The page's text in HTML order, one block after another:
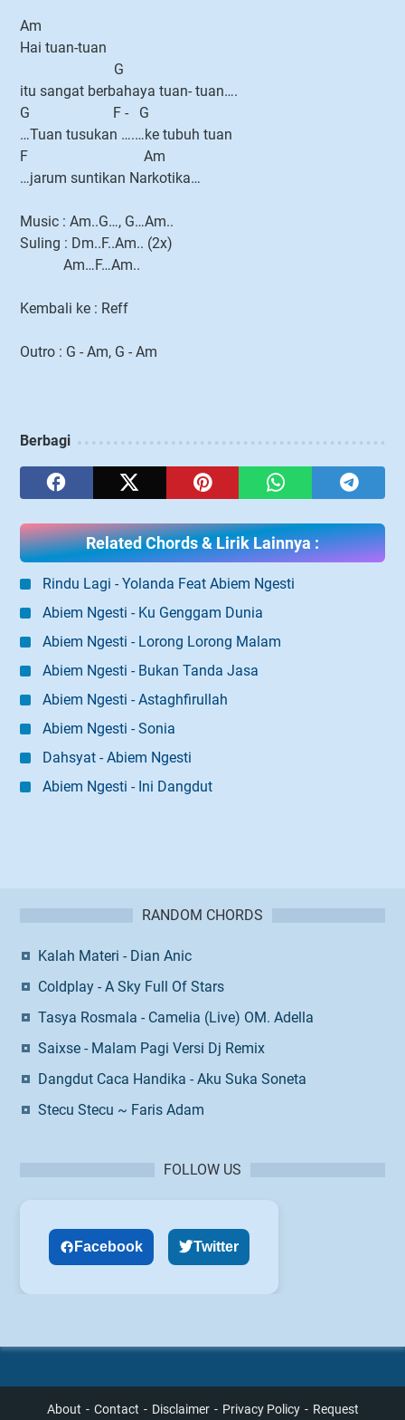
Am
Hai tuan-tuan
G
itu sangat berbahaya tuan- tuan….
G F - G
…Tuan tusukan ….…ke tubuh tuan
F Am
…jarum suntikan Narkotika…
Music : Am..G…, G…Am..
Suling : Dm..F..Am.. (2x)
Am…F…Am..
Kembali ke : Reff
Outro : G - Am, G - Am
Berbagi
Related Chords & Lirik Lainnya :
Rindu Lagi - Yolanda Feat Abiem Ngesti
Abiem Ngesti - Ku Genggam Dunia
Abiem Ngesti - Lorong Lorong Malam
Abiem Ngesti - Bukan Tanda Jasa
Abiem Ngesti - Astaghfirullah
Abiem Ngesti - Sonia
Dahsyat - Abiem Ngesti
Abiem Ngesti - Ini Dangdut
RANDOM CHORDS
Kalah Materi - Dian Anic
Coldplay - A Sky Full Of Stars
Tasya Rosmala - Camelia (Live) OM. Adella
Saixse - Malam Pagi Versi Dj Remix
Dangdut Caca Handika - Aku Suka Soneta
Stecu Stecu ~ Faris Adam
FOLLOW US
Facebook Twitter
About Contact Disclaimer Privacy Policy Request